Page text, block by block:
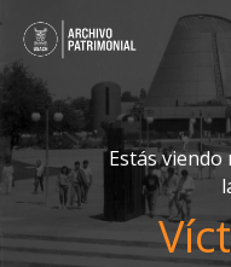
Estás viendo